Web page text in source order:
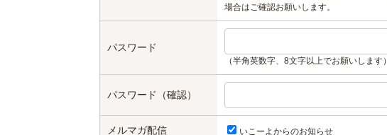
場合はご確認お願いします。
パスワード
（半角英数字、8文字以上でお願いします）
パスワード（確認）
メルマガ配信 いこーよからのお知らせ